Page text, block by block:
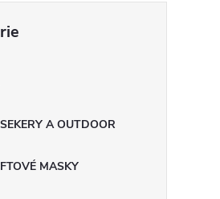
A OUTDOOR
MASKY